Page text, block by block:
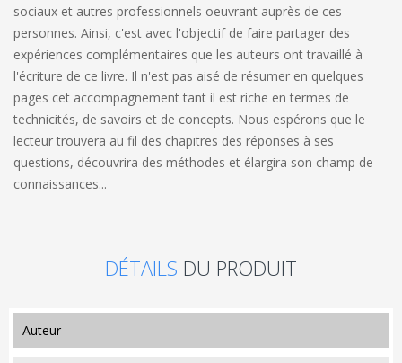
sociaux et autres professionnels oeuvrant auprès de ces
personnes. Ainsi, c'est avec l'objectif de faire partager des
expériences complémentaires que les auteurs ont travaillé à
l'écriture de ce livre. Il n'est pas aisé de résumer en quelques
pages cet accompagnement tant il est riche en termes de
technicités, de savoirs et de concepts. Nous espérons que le
lecteur trouvera au fil des chapitres des réponses à ses
questions, découvrira des méthodes et élargira son champ de
connaissances...
DÉTAILS DU PRODUIT
auteur